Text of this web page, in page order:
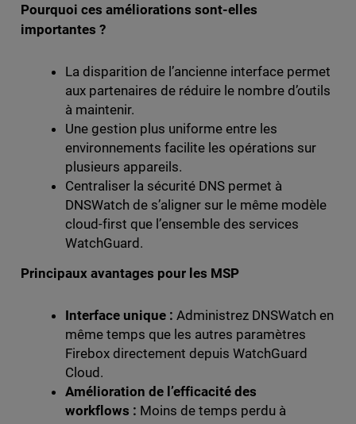
Pourquoi ces améliorations sont-elles
importantes ?
La disparition de l’ancienne interface permet
aux partenaires de réduire le nombre d’outils
à maintenir.
Une gestion plus uniforme entre les
environnements facilite les opérations sur
plusieurs appareils.
Centraliser la sécurité DNS permet à
DNSWatch de s’aligner sur le même modèle
cloud-first que l’ensemble des services
WatchGuard.
Principaux avantages pour les MSP
Interface unique : Administrez DNSWatch en
même temps que les autres paramètres
Firebox directement depuis WatchGuard
Cloud.
Amélioration de l’efficacité des
workflows : Moins de temps perdu à